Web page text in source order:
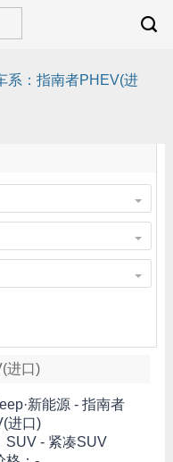
系：指南者PHEV(进
进口)
新能源 - 指南者
进口)
SUV - 紧凑SUV